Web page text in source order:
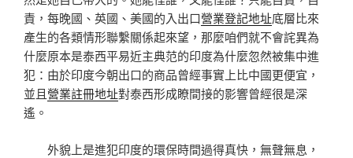
責，每晚國、英國、美國的入出口營業登記地址底層比來
產生的各類情形聯繫關係起來望，那麼咱們就不會詫異為
什麼原本是泰西平易近主典范的印度為什麼忽然被集中進
犯：由於印度今朝出口的商品曾經事實上比中國更便宜，
並且營業註冊地址對泰西形成瞭間接的影響曾經很是深
遙。
外貌上是進犯印度的環保時間過得真快，無聲無息，